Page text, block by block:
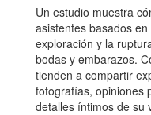
Un estudio muestra
asistentes basados
exploración y la
bodas y embarazos.
tienden a compartir
fotografías, opiniones
detalles íntimos de su